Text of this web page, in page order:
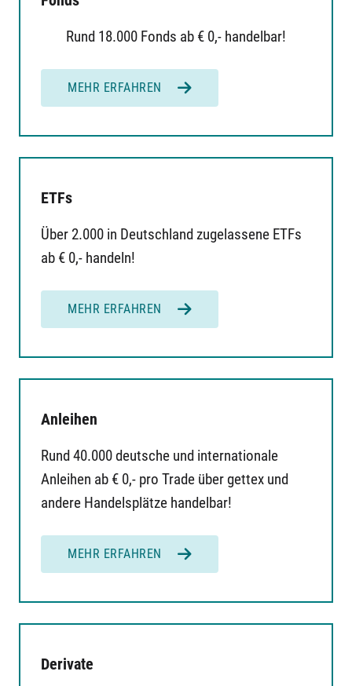
Rund 18.000 Fonds ab € 0,- handelbar!
MEHR ERFAHREN
ETFs
Über 2.000 in Deutschland zugelassene ETFs
ab € 0,- handeln!
MEHR ERFAHREN
Anleihen
Rund 40.000 deutsche und internationale
Anleihen ab € 0,- pro Trade über gettex und
andere Handelsplätze handelbar!
MEHR ERFAHREN
Derivate